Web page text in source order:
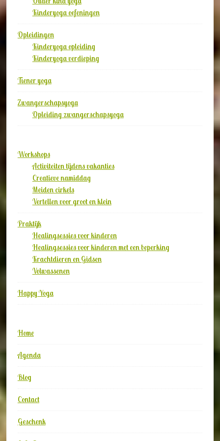
Kinderyoga oefeningen
Opleidingen
Kinderyoga opleiding
Kinderyoga verdieping
Tiener yoga
Zwangerschapsyoga
Opleiding zwangerschapsyoga
Workshops
Activiteiten tijdens vakanties
Creatieve namiddag
Meiden cirkels
Vertellen voor groot en klein
Praktijk
Healingsessies voor kinderen
Healingsessies voor kinderen met een beperking
Krachtdieren en Gidsen
Volwassenen
Happy Yoga
Home
Agenda
Blog
Contact
Geschenk